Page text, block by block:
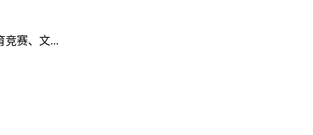
竞赛、文...